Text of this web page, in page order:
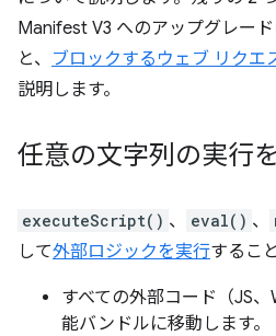
Manifest V3 へのアップグレー
と、 ブロックするウェブ リクエ
説明します。
任意の文字列の実行
executeScript() 、 eval() 、
して外部ロジックを実行するこ
すべての外部コード（JS
能バンドルに移動します。